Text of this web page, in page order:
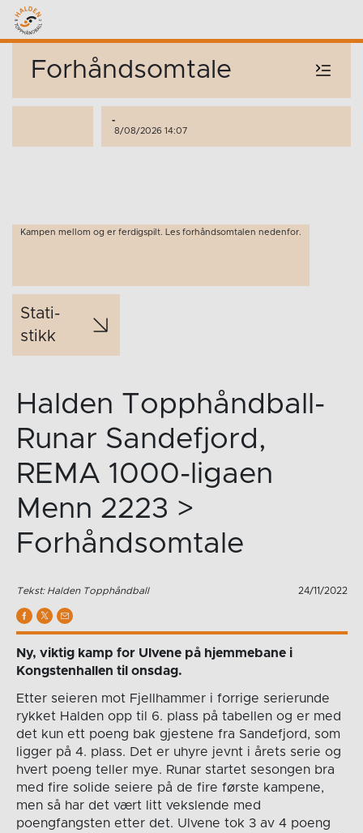
Forhåndsomtale
-
8/08/2026 14:07
Kampen mellom og er ferdigspilt. Les forhåndsomtalen nedenfor.
Stati­
stikk
Halden Topphåndball-
Runar Sandefjord,
REMA 1000-ligaen
Menn 2223 >
Forhåndsomtale
Tekst: Halden Topphåndball 24/11/2022
Ny, viktig kamp for Ulvene på hjemmebane i
Kongstenhallen til onsdag.
Etter seieren mot Fjellhammer i forrige serierunde
rykket Halden opp til 6. plass på tabellen og er med
det kun ett poeng bak gjestene fra Sandefjord, som
ligger på 4. plass. Det er uhyre jevnt i årets serie og
hvert poeng teller mye. Runar startet sesongen bra
med fire solide seiere på de fire første kampene,
men så har det vært litt vekslende med
poengfangsten etter det. Ulvene tok 3 av 4 poeng